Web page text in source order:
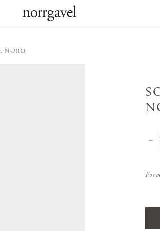
NORD